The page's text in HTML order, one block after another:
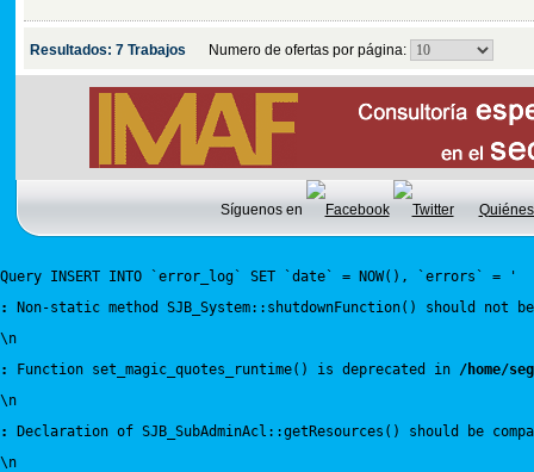
Resultados: 7 Trabajos Numero de ofertas por página:
Síguenos en
Query INSERT INTO `error_log` SET `date` = NOW(), `errors` = '
:
Non-static method SJB_System::shutdownFunction() should
\n
:
Function set_magic_quotes_runtime() is deprecated in /home/
\n
:
Declaration of SJB_SubAdminAcl::getResources() should
\n